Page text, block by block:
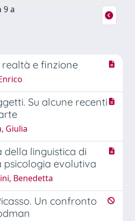
a
e finzione
Su alcune recenti
Giulia
linguistica di
psicologia evolutiva
Benedetta
Un confronto